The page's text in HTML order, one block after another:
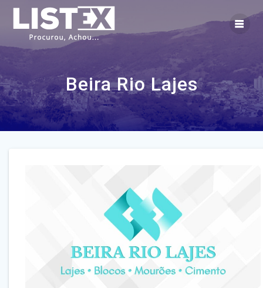
content
Beira Rio Lajes